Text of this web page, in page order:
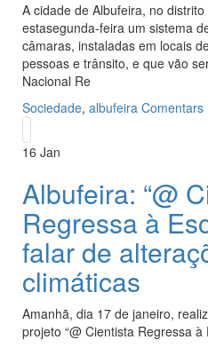
A cidade de Albufeira, no
estasegunda-feira um sistema
câmaras, instaladas em locais
pessoas e trânsito, e que vão
Nacional Re
Sociedade, albufeira Comentars
16 Jan
Albufeira: “@
Regressa à
falar de
climáticas
Amanhã, dia 17 de janeiro,
projeto “@ Cientista Regressa à